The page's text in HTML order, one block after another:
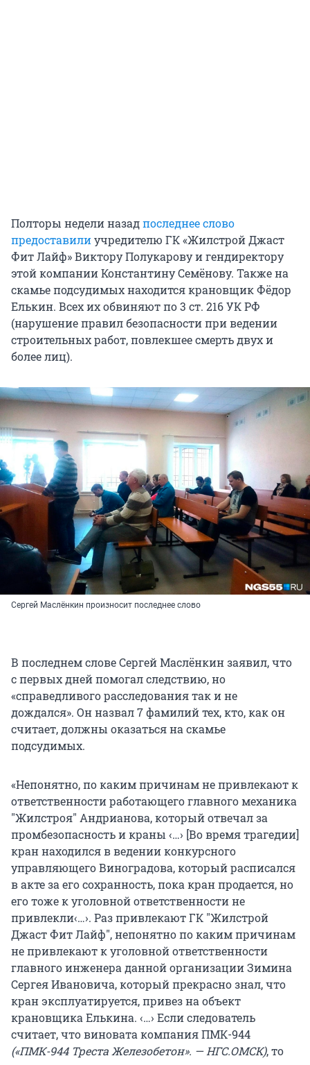
Полторы недели назадпоследнее слово
предоставилиучредителю ГК «Жилстрой Джаст
Фит Лайф» Виктору Полукарову и гендиректору
этой компании Константину Семёнову. Также на
скамье подсудимых находится крановщик Фёдор
Елькин. Всех их обвиняют по 3 ст. 216 УК РФ
(нарушение правил безопасности при ведении
строительных работ, повлекшее смерть двух и
более лиц).
Сергей Маслёнкин произносит последнее слово
В последнем слове Сергей Маслёнкин заявил, что
с первых дней помогал следствию, но
«справедливого расследования так и не
дождался». Он назвал 7 фамилий тех, кто, как он
считает, должны оказаться на скамье
подсудимых.
«Непонятно, по каким причинам не привлекают к
ответственности работающего главного механика
"Жилстроя" Андрианова, который отвечал за
промбезопасность и краны ‹…› [Во время трагедии]
кран находился в ведении конкурсного
управляющего Виноградова, который расписался
в акте за его сохранность, пока кран продается, но
его тоже к уголовной ответственности не
привлекли‹…›. Раз привлекают ГК "Жилстрой
Джаст Фит Лайф", непонятно по каким причинам
не привлекают к уголовной ответственности
главного инженера данной организации Зимина
Сергея Ивановича, который прекрасно знал, что
кран эксплуатируется, привез на объект
крановщика Елькина. ‹…› Если следователь
считает, что виновата компания ПМК-944
(«ПМК-944 Треста Железобетон». — НГС.ОМСК), то